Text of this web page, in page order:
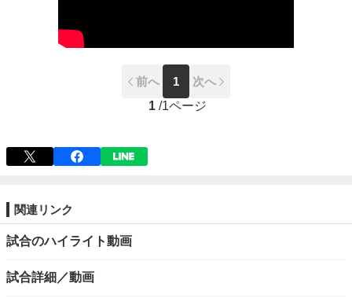
前へ 1
次へ
1 /1ページ
関連リンク
試合のハイライト動画
試合詳細／動画